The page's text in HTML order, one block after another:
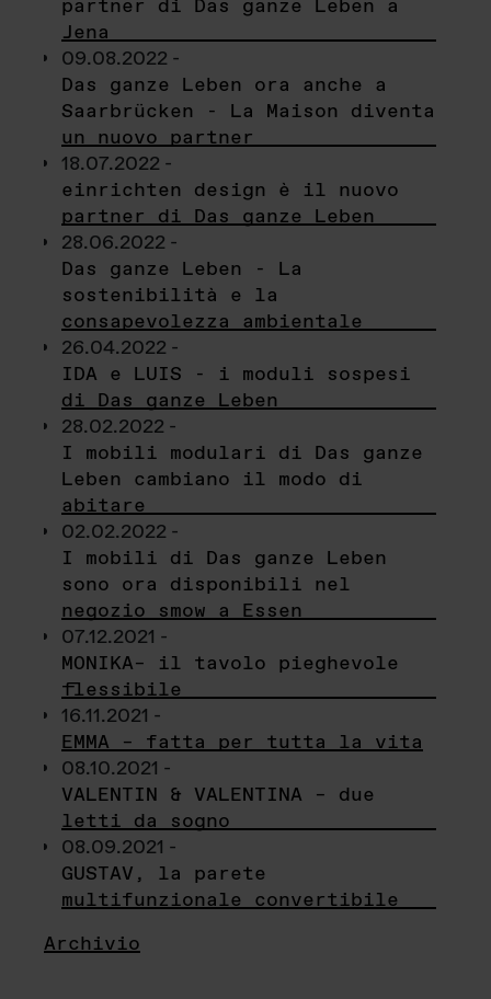
partner di Das ganze Leben a
Jena
09.08.2022 -
Das ganze Leben ora anche a
Saarbrücken - La Maison diventa
un nuovo partner
18.07.2022 -
einrichten design è il nuovo
partner di Das ganze Leben
28.06.2022 -
Das ganze Leben - La
sostenibilità e la
consapevolezza ambientale
26.04.2022 -
IDA e LUIS - i moduli sospesi
di Das ganze Leben
28.02.2022 -
I mobili modulari di Das ganze
Leben cambiano il modo di
abitare
02.02.2022 -
I mobili di Das ganze Leben
sono ora disponibili nel
negozio smow a Essen
07.12.2021 -
MONIKA– il tavolo pieghevole
flessibile
16.11.2021 -
EMMA – fatta per tutta la vita
08.10.2021 -
VALENTIN & VALENTINA – due
letti da sogno
08.09.2021 -
GUSTAV, la parete
multifunzionale convertibile
Archivio